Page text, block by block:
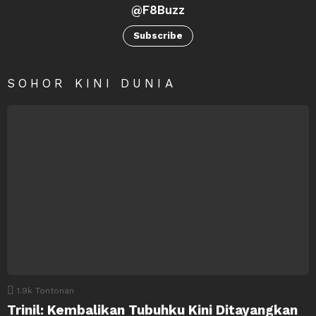
@F8Buzz
Subscribe
SOHOR KINI DUNIA
1.9k Tontonan
Trinil: Kembalikan Tubuhku Kini Ditayangkan